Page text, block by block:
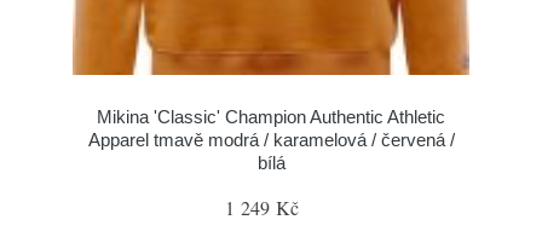
Mikina 'Classic' Champion Authentic Athletic
Apparel tmavě modrá / karamelová / červená /
bílá
1 249 Kč